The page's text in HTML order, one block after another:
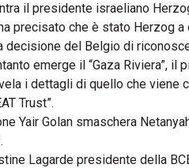
il presidente israeliano
precisato che è stato Herzog a
del Belgio di
emerge il “Gaza Riviera”,
i dettagli di quello che viene
Trust”.
Yair Golan smaschera
Lagarde presidente della